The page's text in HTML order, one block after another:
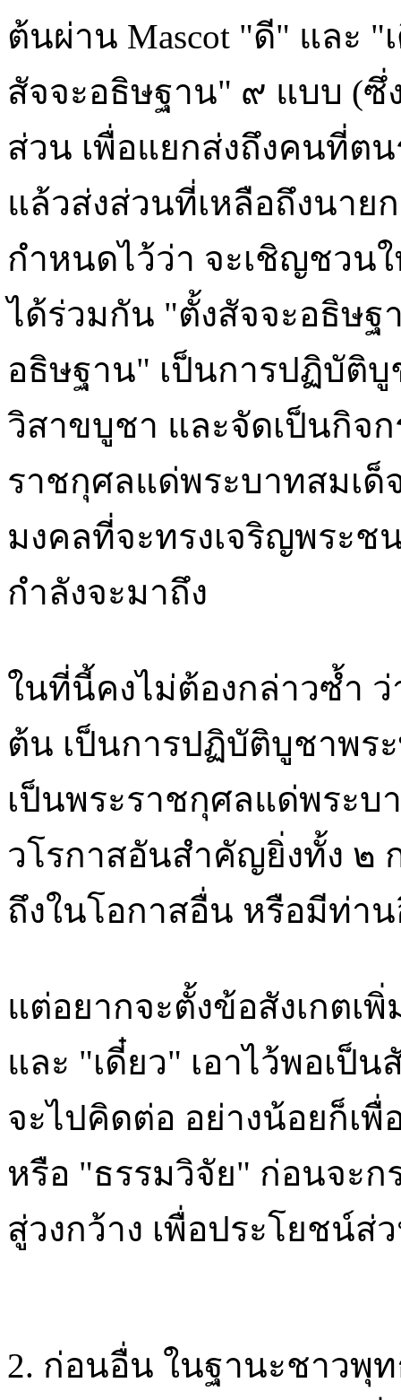
ต้นผ่าน Mascot "ดี" และ
สัจจะอธิษฐาน" ๙ แบบ (ซึ่
ส่วน เพื่อแยกส่งถึงคนที่ต
แล้วส่งส่วนที่เหลือถึงนาย
กำหนดไว้ว่า จะเชิญชวน
ได้ร่วมกัน "ตั้งสัจจะอธิษฐ
อธิษฐาน" เป็นการปฏิบัติบู
วิสาขบูชา และจัดเป็นกิจก
ราชกุศลแด่พระบาทสมเด็
มงคลที่จะทรงเจริญพระ
กำลังจะมาถึง
ในที่นี้คงไม่ต้องกล่าวซ้ำ
ต้น เป็นการปฏิบัติบูชาพร
เป็นพระราชกุศลแด่พระบ
วโรกาสอันสำคัญยิ่งทั้ง ๒
ถึงในโอกาสอื่น หรือมีท่า
แต่อยากจะตั้งข้อสังเกตเ
และ "เดี๋ยว" เอาไว้พอเป็
จะไปคิดต่อ อย่างน้อยก็เพื่
หรือ "ธรรมวิจัย" ก่อนจะก
สู่วงกว้าง เพื่อประโยชน์ส่
2. ก่อนอื่น ในฐานะชาวพุ